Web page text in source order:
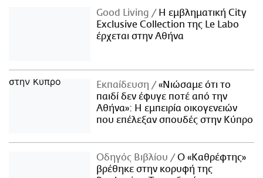
Good Living
Η εμβληματική City
Exclusive Collection της Le Labo
έρχεται στην Αθήνα
Εκπαίδευση
«Νιώσαμε ότι το
παιδί δεν έφυγε ποτέ από την
Αθήνα»: Η εμπειρία οικογενειών
που επέλεξαν σπουδές στην Κύπρο
Οδηγός Βιβλίου
Ο «Καθρέφτης»
βρέθηκε στην κορυφή της